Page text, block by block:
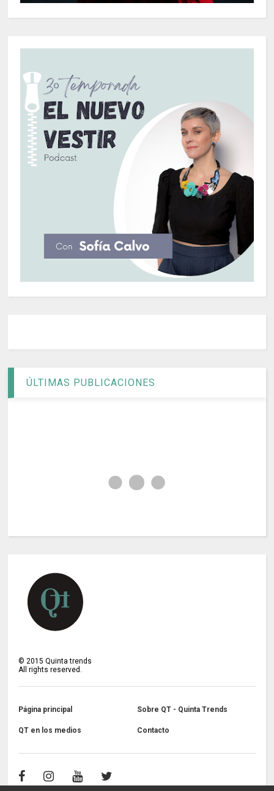
ÚLTIMAS PUBLICACIONES
©2015 Quinta trends
All rights reserved.
Página principal Sobre QT - Quinta Trends
QT en los medios Contacto